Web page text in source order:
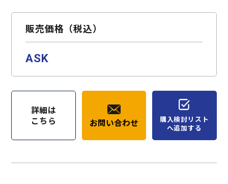
販売価格（税込）
ASK
詳細は
こちら
お問い合わせ
購入検討リスト
へ追加する